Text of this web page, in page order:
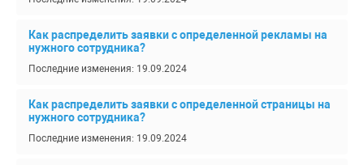
Как распределить заявки с определенной рекламы на
нужного сотрудника?
Последние изменения: 19.09.2024
Как распределить заявки с определенной страницы на
нужного сотрудника?
Последние изменения: 19.09.2024